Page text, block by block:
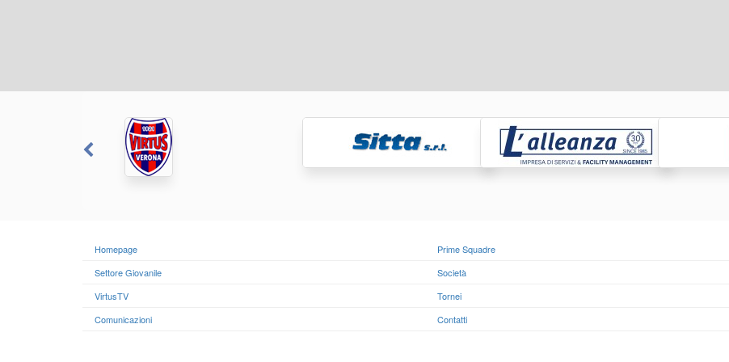
Homepage
Prime Squadre
Settore Giovanile
Società
VirtusTV
Tornei
Comunicazioni
Contatti